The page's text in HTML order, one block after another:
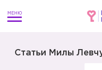
Статьи Милы